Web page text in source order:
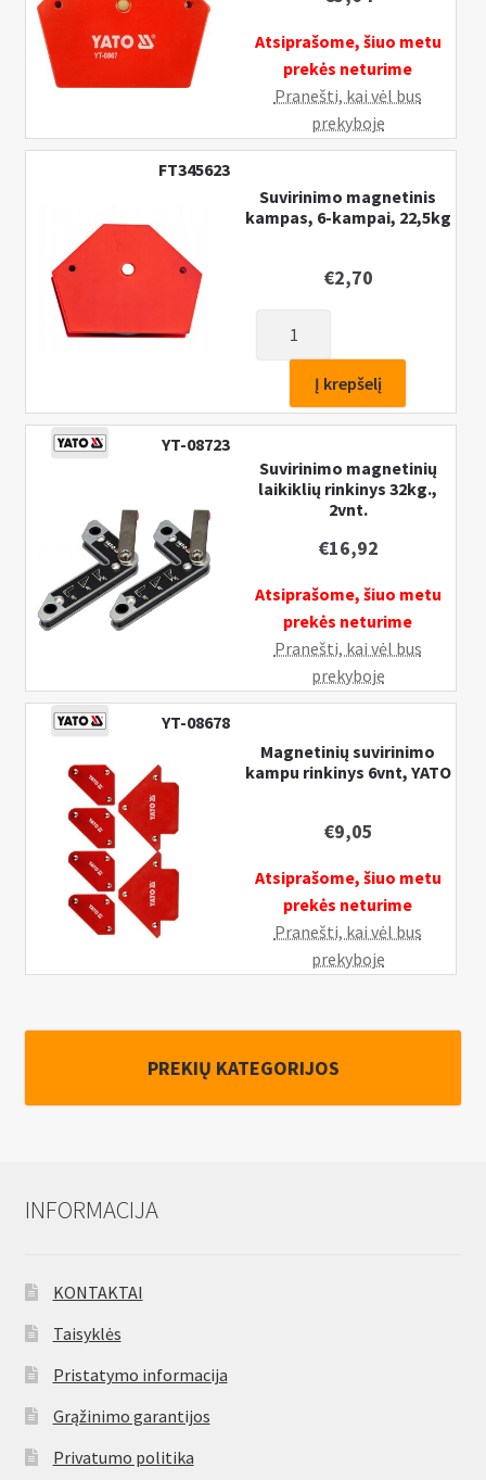
Atsiprašome, šiuo metu
prekės neturime
Pranešti, kai vėl bus
prekyboje
FT345623
Suvirinimo magnetinis
kampas, 6-kampai, 22,5kg
€2,70
Suvirinimo
magnetinis
kampas,
kampai,
Į krepšelį
YT-08723
Suvirinimo magnetinių
laikiklių rinkinys 32kg.,
2vnt.
€16,92
Atsiprašome, šiuo metu
prekės neturime
Pranešti, kai vėl bus
prekyboje
YT-08678
Magnetinių suvirinimo
kampu rinkinys 6vnt, YATO
€9,05
Atsiprašome, šiuo metu
prekės neturime
Pranešti, kai vėl bus
prekyboje
PREKIŲ KATEGORIJOS
INFORMACIJA
KONTAKTAI
Taisyklės
Pristatymo informacija
Grąžinimo garantijos
Privatumo politika